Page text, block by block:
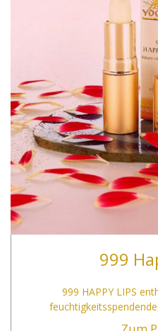
999
999 HAPPY LIPS